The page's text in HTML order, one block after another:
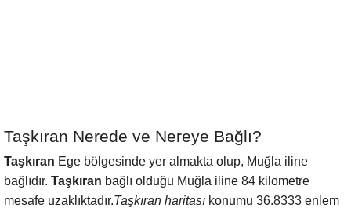
Taşkıran Nerede ve Nereye Bağlı?
Taşkıran Ege bölgesinde yer almakta olup, Muğla iline
bağlıdır. Taşkıran bağlı olduğu Muğla iline 84 kilometre
mesafe uzaklıktadır.Taşkıran haritası konumu 36.8333 enlem